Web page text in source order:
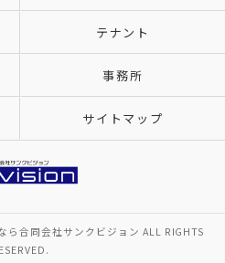
テナント
事務所
サイトマップ
合同会社サンクビジョン ALL RIGHTS